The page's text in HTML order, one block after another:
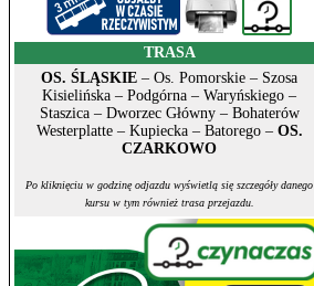
TRASA
OS. ŚLĄSKIE – Os. Pomorskie – Szosa
Kisielińska – Podgórna – Waryńskiego –
Staszica – Dworzec Główny – Bohaterów
Westerplatte – Kupiecka – Batorego – OS.
CZARKOWO
Po kliknięciu w godzinę odjazdu wyświetlą się szczegóły danego
kursu w tym również trasa przejazdu.